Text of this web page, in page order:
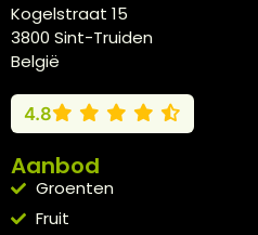
Kogelstraat 15
3800 Sint-Truiden
België
4.8
Aanbod
Groenten
Fruit